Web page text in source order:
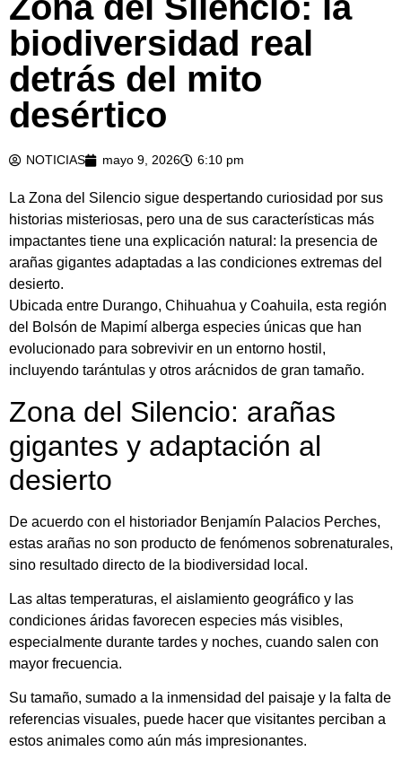
biodiversidad real
detrás del mito
desértico
NOTICIAS mayo 9, 2026 6:10 pm
La Zona del Silencio sigue despertando curiosidad por sus
historias misteriosas, pero una de sus características más
impactantes tiene una explicación natural: la presencia de
arañas gigantes adaptadas a las condiciones extremas del
desierto.
Ubicada entre Durango, Chihuahua y Coahuila, esta región
del Bolsón de Mapimí alberga especies únicas que han
evolucionado para sobrevivir en un entorno hostil,
incluyendo tarántulas y otros arácnidos de gran tamaño.
Zona del Silencio: arañas
gigantes y adaptación al
desierto
De acuerdo con el historiador Benjamín Palacios Perches,
estas arañas no son producto de fenómenos sobrenaturales,
sino resultado directo de la biodiversidad local.
Las altas temperaturas, el aislamiento geográfico y las
condiciones áridas favorecen especies más visibles,
especialmente durante tardes y noches, cuando salen con
mayor frecuencia.
Su tamaño, sumado a la inmensidad del paisaje y la falta de
referencias visuales, puede hacer que visitantes perciban a
estos animales como aún más impresionantes.